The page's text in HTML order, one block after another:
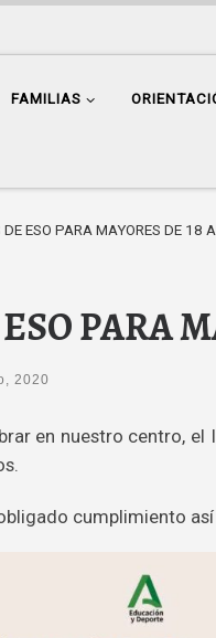
FAMILIAS
ESO PARA MAYORES DE 18
PARA
2020
en nuestro centro,
cumplimiento